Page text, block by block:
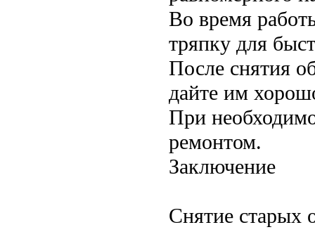
Во время
тряпку для
После снятия
дайте им
При
ремонтом.
Заключение
Снятие старых